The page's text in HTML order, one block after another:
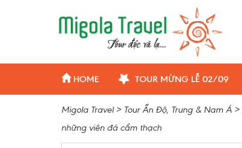
HOME TOUR MỪNG LỄ 02/09
Migola Travel> Tour Ấn Độ, Trung & Nam Á >
những viên đá cẩm thạch